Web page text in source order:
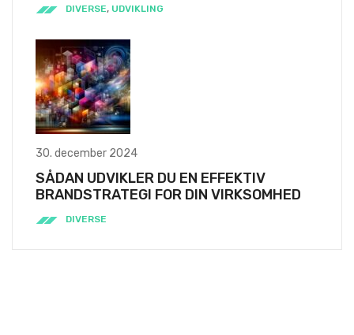
DIVERSE, UDVIKLING
30. december 2024
SÅDAN UDVIKLER DU EN EFFEKTIV
BRANDSTRATEGI FOR DIN VIRKSOMHED
DIVERSE